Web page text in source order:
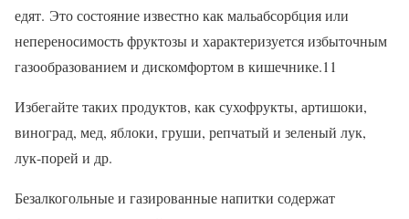
едят. Это состояние известно как мальабсорбция или
непереносимость фруктозы и характеризуется избыточным
газообразованием и дискомфортом в кишечнике.11
Избегайте таких продуктов, как сухофрукты, артишоки,
виноград, мед, яблоки, груши, репчатый и зеленый лук,
лук-порей и др.
Безалкогольные и газированные напитки содержат